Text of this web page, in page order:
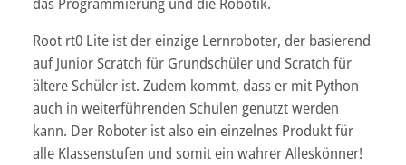
Root rt0 Lite ist der einzige Lernroboter, der basierend
auf Junior Scratch für Grundschüler und Scratch für
ältere Schüler ist. Zudem kommt, dass er mit Python
auch in weiterführenden Schulen genutzt werden
kann. Der Roboter ist also ein einzelnes Produkt für
alle Klassenstufen und somit ein wahrer Alleskönner!